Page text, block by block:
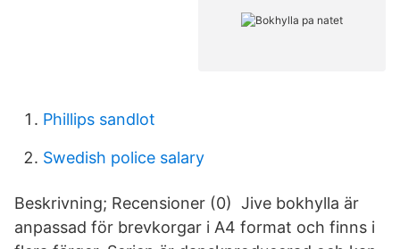
Phillips sandlot
Swedish police salary
Beskrivning; Recensioner (0) Jive bokhylla är
anpassad för brevkorgar i A4 format och finns i